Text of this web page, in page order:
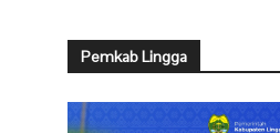
Pemkab Lingga